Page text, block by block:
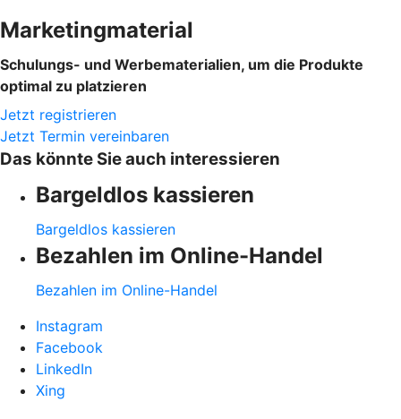
Marketingmaterial
Schulungs- und Werbematerialien, um die Produkte
optimal zu platzieren
Jetzt registrieren
Jetzt Termin vereinbaren
Das könnte Sie auch interessieren
Bargeldlos kassieren
Bargeldlos kassieren
Bezahlen im Online-Handel
Bezahlen im Online-Handel
Instagram
Facebook
LinkedIn
Xing